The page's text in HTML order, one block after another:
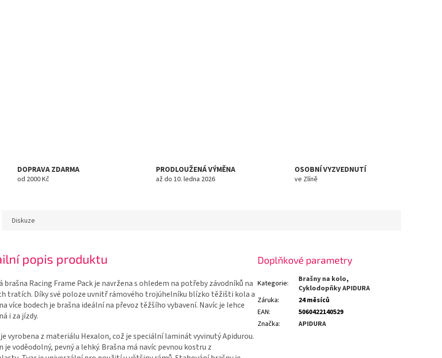
DOPRAVA ZDARMA
od 2000 Kč
PRODLOUŽENÁ VÝMĚNA
až do 10. ledna 2026
OSOBNÍ VYZVEDNUTÍ
ve Zlíně
Diskuze
popis produktu
brašna Racing Frame Pack je navržena s ohledem na potřeby závodníků na
tratích. Díky své poloze uvnitř rámového trojúhelníku blízko těžišti kola a
více bodech je brašna ideální na převoz těžšího vybavení. Navíc je lehce
i za jízdy.
vyrobena z materiálu Hexalon, což je speciální laminát vyvinutý Apidurou.
je voděodolný, pevný a lehký. Brašna má navíc pevnou kostru z
Doplňkové parametry
Kategorie: Brašny na kolo,
Cyklodopňky APIDURA
Záruka:
24 měsíců
EAN:
5060422140529
Značka: APIDURA